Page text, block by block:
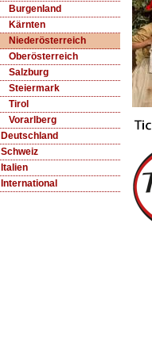
Burgenland
Kärnten
Niederösterreich
Oberösterreich
Salzburg
Steiermark
Tirol
Vorarlberg
Deutschland
Schweiz
Italien
International